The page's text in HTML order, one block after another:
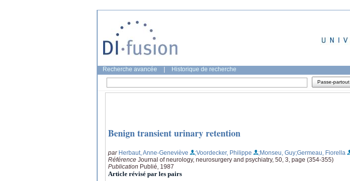
Recherche avancée Historique de recherche
Passe-partout
Benign transient urinary retention
par Herbaut, Anne-Geneviève ;Voordecker, Philippe ;Monseu, Guy;Germeau, Fiorella
Référence Journal of neurology, neurosurgery and psychiatry, 50, 3, page (354-355)
Publication Publié, 1987
Article révisé par les pairs